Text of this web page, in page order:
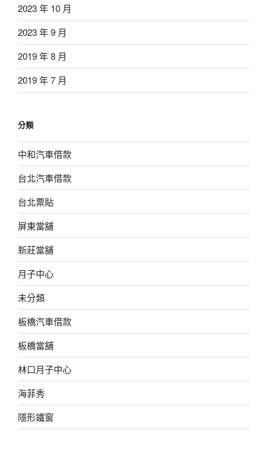
2023 年 10 月
2023 年 9 月
2019 年 8 月
2019 年 7 月
分類
中和汽車借款
台北汽車借款
台北票貼
屏東當舖
新莊當舖
月子中心
未分類
板橋汽車借款
板橋當舖
林口月子中心
海菲秀
隱形鐵窗